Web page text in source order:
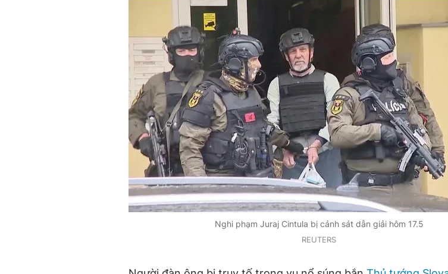
Nghi phạm Juraj Cintula bị cảnh sát dẫn giải hôm 17.5
REUTERS